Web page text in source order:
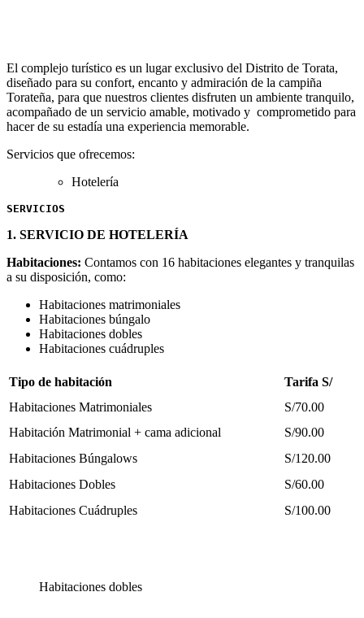
El complejo turístico es un lugar exclusivo del Distrito de Torata,
diseñado para su confort, encanto y admiración de la campiña
Torateña, para que nuestros clientes disfruten un ambiente tranquilo,
acompañado de un servicio amable, motivado y comprometido para
hacer de su estadía una experiencia memorable.
Servicios que ofrecemos:
Hotelería
SERVICIOS
1. SERVICIO DE HOTELERÍA
Habitaciones: Contamos con 16 habitaciones elegantes y tranquilas
a su disposición, como:
Habitaciones matrimoniales
Habitaciones búngalo
Habitaciones dobles
Habitaciones cuádruples
Tipo de habitación
Tarifa S/
Habitaciones Matrimoniales
S/70.00
Habitación Matrimonial + cama adicional
S/90.00
Habitaciones Búngalows
S/120.00
Habitaciones Dobles
S/60.00
Habitaciones Cuádruples
S/100.00
Habitaciones dobles